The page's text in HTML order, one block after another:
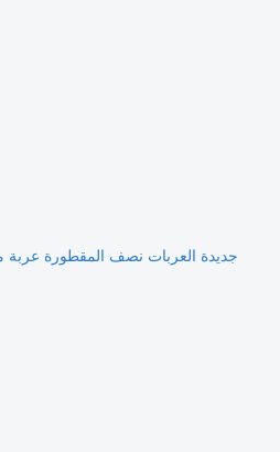
جديدة العربات نصف المقطورة